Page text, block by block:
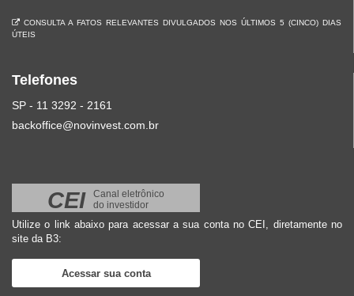
CONSULTA A FATOS RELEVANTES DIVULGADOS NOS ÚLTIMOS 5 (CINCO) DIAS
ÚTEIS
Telefones
SP - 11 3292 - 2161
backoffice@novinvest.com.br
CEI
Canal eletrônico
do investidor
Utilize o link abaixo para acessar a sua conta no CEI, diretamente no
site da B3:
Acessar sua conta